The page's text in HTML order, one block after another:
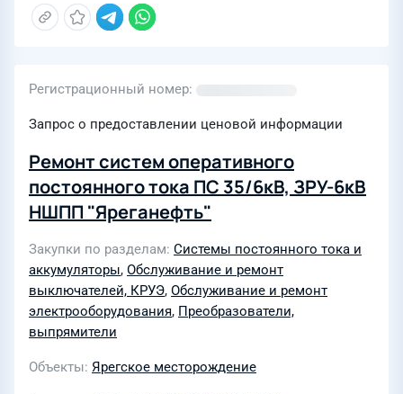
Регистрационный номер
Запрос о предоставлении ценовой информации
Ремонт систем оперативного
постоянного тока ПС 35/6кВ, ЗРУ-6кВ
НШПП "Яреганефть"
Закупки по разделам Системы постоянного тока и
аккумуляторы, Обслуживание и ремонт
выключателей, КРУЭ, Обслуживание и ремонт
электрооборудования, Преобразователи,
выпрямители
Объекты Ярегское месторождение